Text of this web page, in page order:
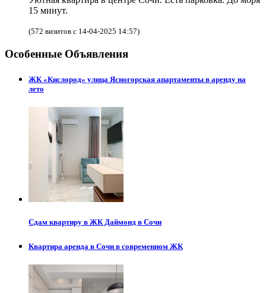
15 минут.
(572 визитов с 14-04-2025 14:57)
Особенные Объявления
ЖК «Кислород» улица Ясногорская апартаменты в аренду на
лето
Сдам квартиру в ЖК Даймонд в Сочи
Квартира аренда в Сочи в современном ЖК